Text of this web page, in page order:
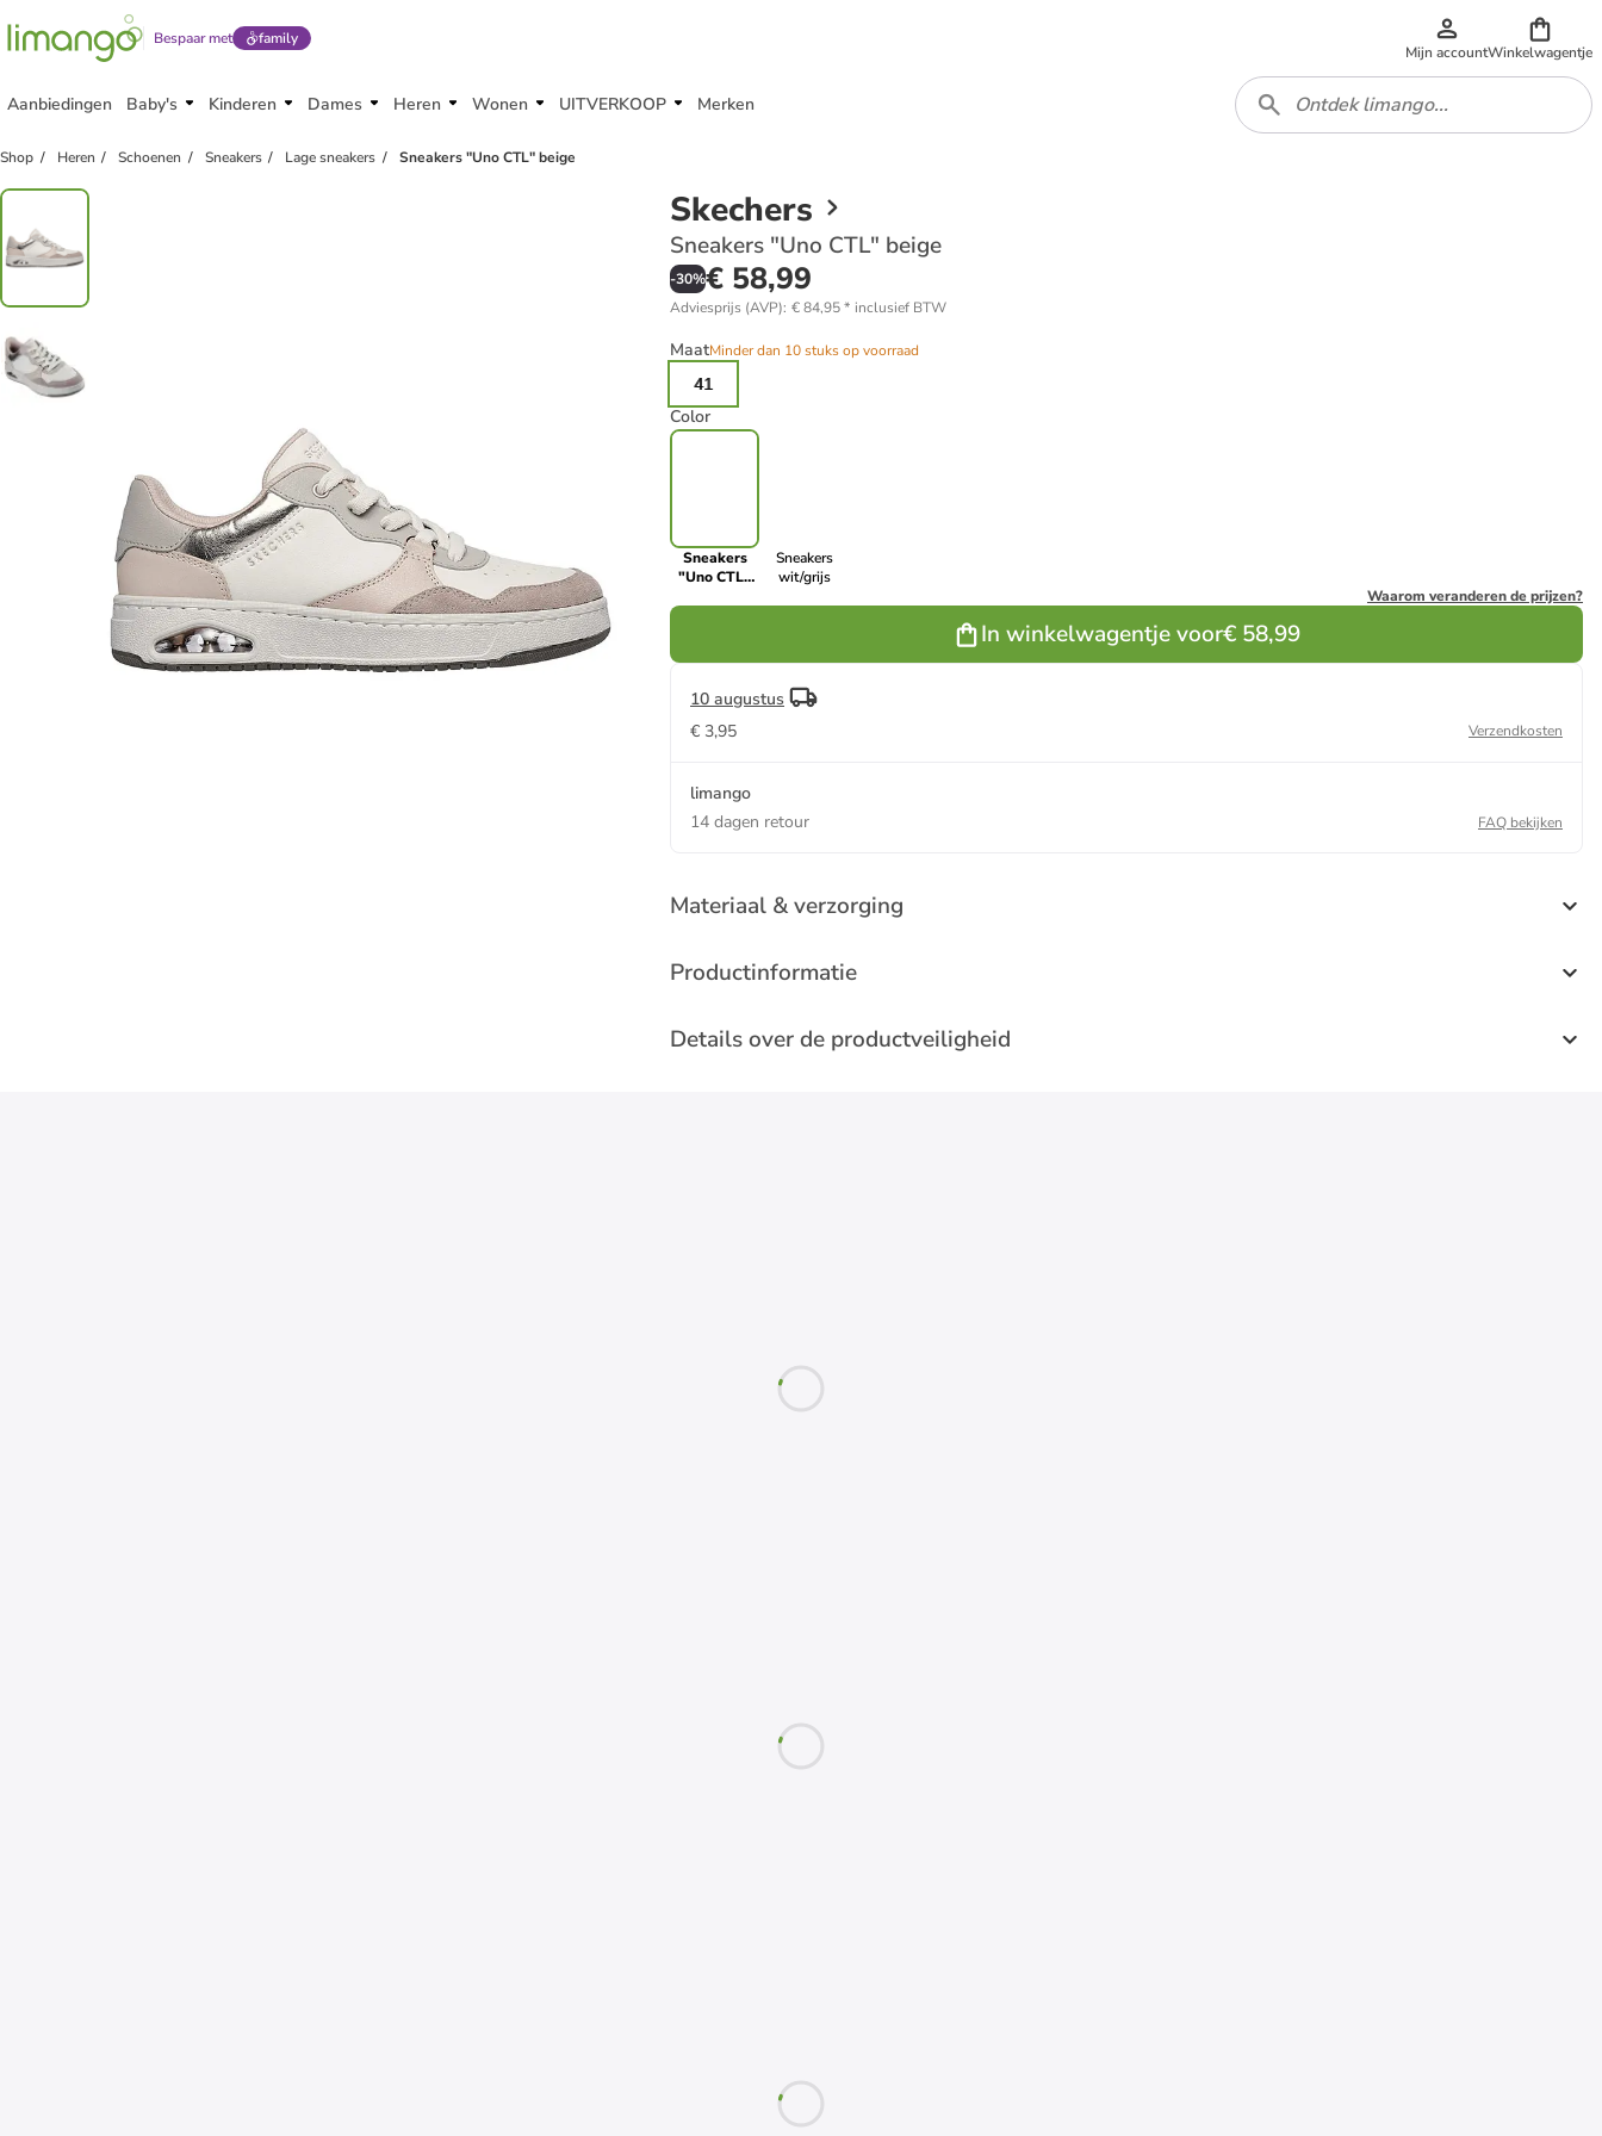
Bespaar met family
Mijn accountWinkelwagentje
Aanbiedingen Baby's Kinderen Dames Heren Wonen UITVERKOOP Merken
Shop Heren Schoenen Sneakers Lage sneakers Sneakers "Uno CTL" beige
Skechers
Sneakers "Uno CTL" beige
-30%€ 58,99
Adviesprijs (AVP): € 84,95* inclusief BTW
MaatMinder dan 10 stuks op voorraad
41
Color
Sneakers
"Uno CTL"
Sneakers
wit/grijs
Waarom veranderen de prijzen?
In winkelwagentje voor€ 58,99
10 augustus
€ 3,95
Verzendkosten
limango
14 dagen retour
FAQ bekijken
Materiaal & verzorging
Productinformatie
Details over de productveiligheid